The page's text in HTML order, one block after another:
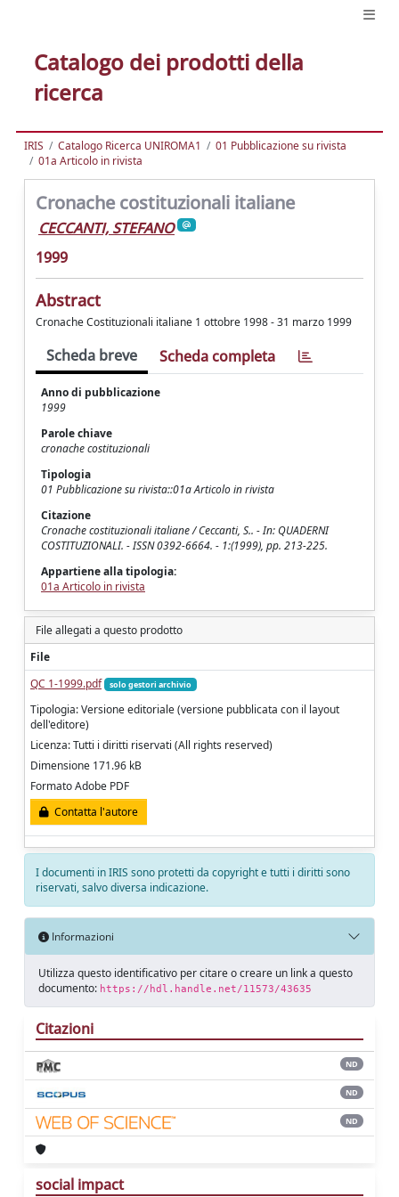
Catalogo dei prodotti della
ricerca
IRIS Catalogo Ricerca UNIROMA1
01 Pubblicazione su rivista
01a Articolo in rivista
Cronache costituzionali italiane
CECCANTI, STEFANO
1999
Abstract
Cronache Costituzionali italiane 1 ottobre 1998 - 31 marzo 1999
Scheda breve Scheda completa
Anno di pubblicazione
1999
Parole chiave
cronache costituzionali
Tipologia
01 Pubblicazione su rivista::01a Articolo in rivista
Citazione
Cronache costituzionali italiane / Ceccanti, S.. - In: QUADERNI
COSTITUZIONALI. - ISSN 0392-6664. - 1:(1999), pp. 213-225.
Appartiene alla tipologia:
01a Articolo in rivista
File allegati a questo prodotto
File
QC 1-1999.pdf
solo gestori archivio
Tipologia: Versione editoriale (versione pubblicata con il layout
dell'editore)
Licenza: Tutti i diritti riservati (All rights reserved)
Dimensione 171.96 kB
Formato Adobe PDF
Contatta l'autore
I documenti in IRIS sono protetti da copyright e tutti i diritti sono
riservati, salvo diversa indicazione.
Informazioni
Utilizza questo identificativo per citare o creare un link a questo
documento: https://hdl.handle.net/11573/43635
Citazioni
ND
ND
ND
social impact